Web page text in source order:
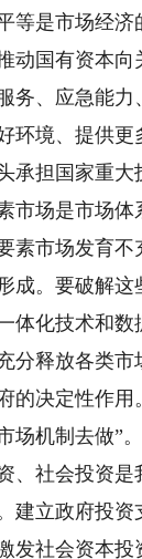
等是市场经
动国有资本
务、应急能
环境、提供
担国家重大
场是市场体
市场发育
成。要破解
体化技术和
分释放各类
的决定性作
机制去做”。
社会投资是
建立政府投
发社会资本